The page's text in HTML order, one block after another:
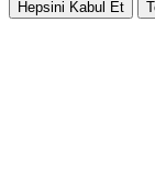
Hepsini Kabul Et